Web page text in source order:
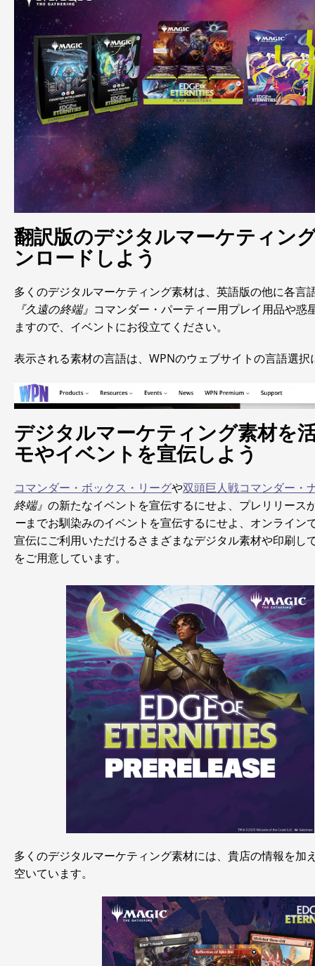
翻訳版のデジタルマーケティン
ンロードしよう
多くのデジタルマーケティング素材は、英語版の他に各言
『久遠の終端』 コマンダー・パーティー用プレイ用品や惑
ますので、イベントにお役立てください。
表示される素材の言語は、WPNのウェブサイトの言語選択
デジタルマーケティング素材を
モやイベントを宣伝しよう
コマンダー・ボックス・リーグや双頭巨人戦コマンダー・
終端』 の新たなイベントを宣伝するにせよ、プレリリース
ーまでお馴染みのイベントを宣伝するにせよ、オンライン
宣伝にご利用いただけるさまざまなデジタル素材や印刷し
をご用意しています。
多くのデジタルマーケティング素材には、貴店の情報を加
空いています。